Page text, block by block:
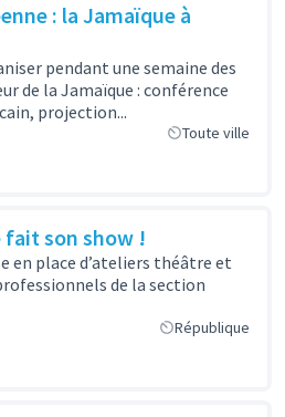
: la Jamaïque à
pendant une semaine des
de la Jamaïque : conférence
projection...
Toute ville
fait son show !
en place d’ateliers théâtre et
de la section
République